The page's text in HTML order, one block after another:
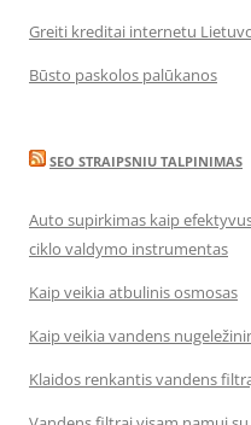
Greiti kreditai internetu
Būsto paskolos palūkanos
SEO STRAIPSNIU TALPINIMAS
Auto supirkimas kaip
ciklo valdymo instrumentas
Kaip veikia atbulinis osmosas
Kaip veikia vandens
Klaidos renkantis vandens